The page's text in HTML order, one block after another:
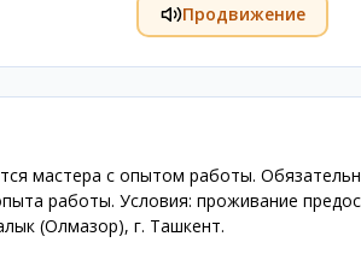
Продвижение
мастера с опытом работы.
работы. Условия: проживание
(Олмазор), г. Ташкент.